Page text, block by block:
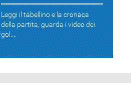
Leggi il tabellino e la cronaca
della partita, guarda i video dei
gol....